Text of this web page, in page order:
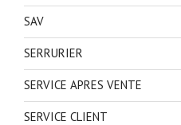
SAV
SERRURIER
SERVICE APRES VENTE
SERVICE CLIENT